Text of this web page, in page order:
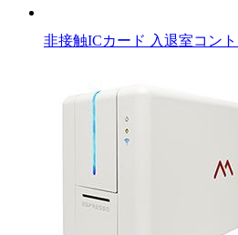
非接触ICカード 入退室コン